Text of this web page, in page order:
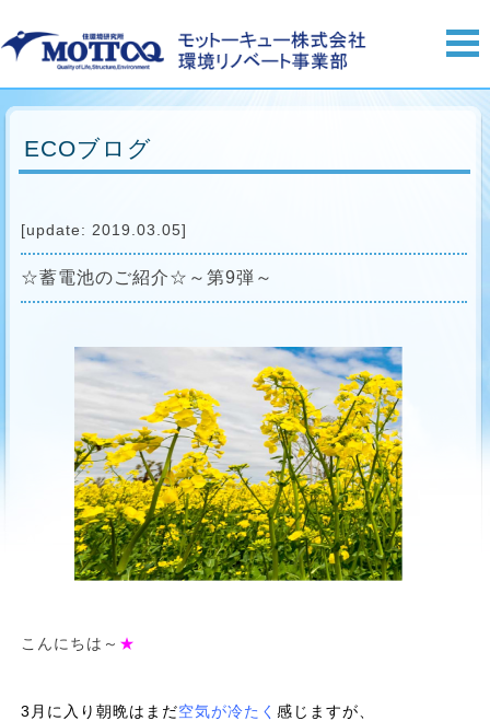
ECOブログ
[update: 2019.03.05]
☆蓄電池のご紹介☆～第9弾～
こんにちは～ ★
3月に入り朝晩はまだ空気が冷たく 感じますが、